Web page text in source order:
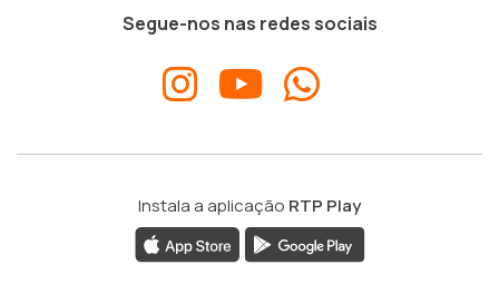
Segue-nos nas redes sociais
Instala a aplicação RTP Play